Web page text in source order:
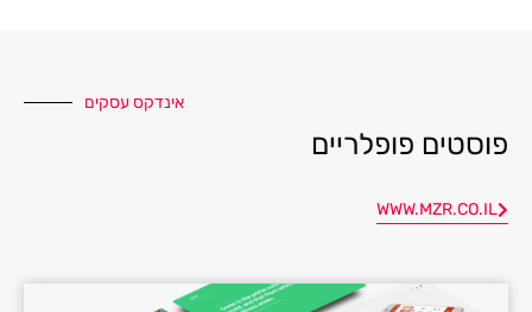
אינדקס עסקים
פוסטים פופלריים
WWW.MZR.CO.IL